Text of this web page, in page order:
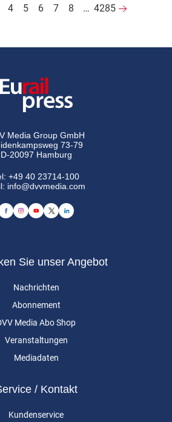
4 5 6 7 8 … 4285
Media Group GmbH
73-79
D-20097 Hamburg
+49 40 23714-100
info@dvvmedia.com
Sie unser Angebot
Nachrichten
Abonnement
Media Abo Shop
Veranstaltungen
Mediadaten
/ Kontakt
Kundenservice